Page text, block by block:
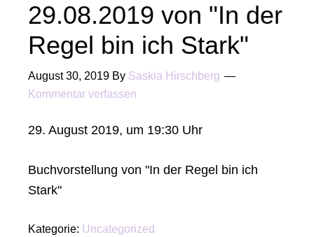
29.08.2019 von "In der
Regel bin ich Stark"
August 30, 2019 By Saskia Hirschberg
Kommentar verfassen
29. August 2019, um 19:30 Uhr
Buchvorstellung von "In der Regel bin ich
Stark"
Kategorie: Uncategorized